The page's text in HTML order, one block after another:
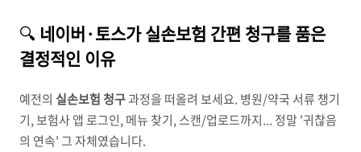
🔍 네이버·토스가 실손보험 간편 청구를 품은
결정적인 이유
예전의 실손보험 청구과정을 떠올려 보세요. 병원/약국 서류 챙기
기, 보험사 앱 로그인, 메뉴 찾기, 스캔/업로드까지... 정말 '귀찮음
의 연속' 그 자체였습니다.